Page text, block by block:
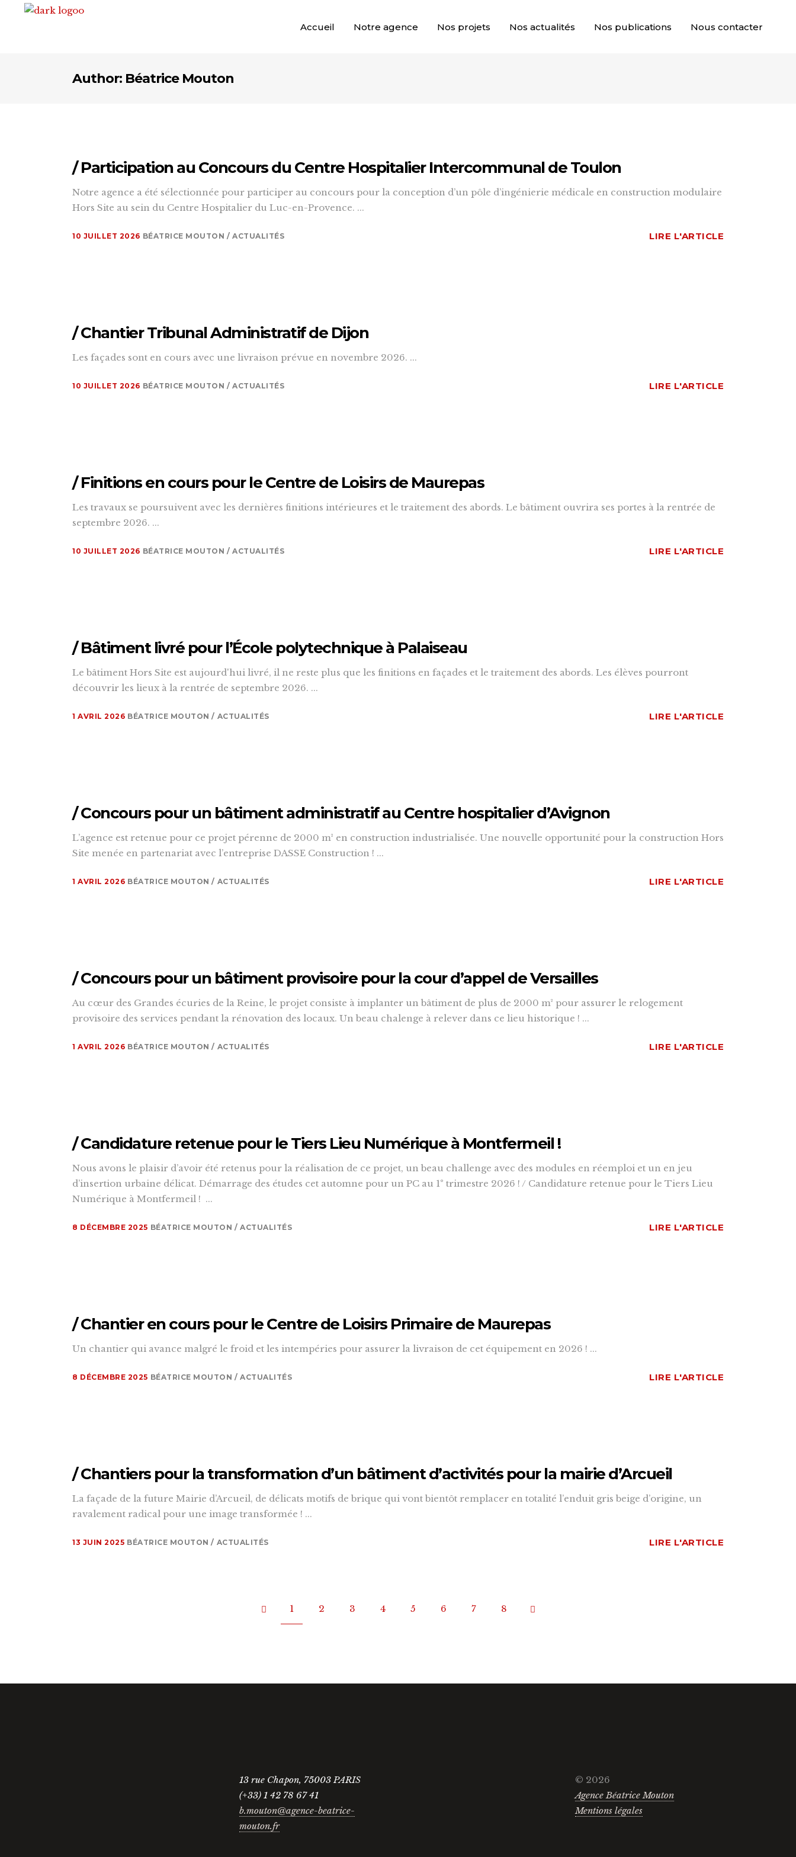
Accueil Notre agence Nos projets Nos actualités Nos publications Nous contacter
Author: Béatrice Mouton
/ Participation au Concours du Centre Hospitalier Intercommunal de Toulon
Notre agence a été sélectionnée pour participer au concours pour la conception d’un pôle d’ingénierie médicale en construction modulaire
Hors Site au sein du Centre Hospitalier du Luc-en-Provence. ...
10 JUILLET 2026 BÉATRICE MOUTON ACTUALITÉS LIRE L'ARTICLE
/ Chantier Tribunal Administratif de Dijon
Les façades sont en cours avec une livraison prévue en novembre 2026. ...
10 JUILLET 2026 BÉATRICE MOUTON ACTUALITÉS LIRE L'ARTICLE
/ Finitions en cours pour le Centre de Loisirs de Maurepas
Les travaux se poursuivent avec les dernières finitions intérieures et le traitement des abords. Le bâtiment ouvrira ses portes à la rentrée de
septembre 2026. ...
10 JUILLET 2026 BÉATRICE MOUTON ACTUALITÉS LIRE L'ARTICLE
/ Bâtiment livré pour l’École polytechnique à Palaiseau
Le bâtiment Hors Site est aujourd'hui livré, il ne reste plus que les finitions en façades et le traitement des abords. Les élèves pourront
découvrir les lieux à la rentrée de septembre 2026. ...
1 AVRIL 2026 BÉATRICE MOUTON ACTUALITÉS LIRE L'ARTICLE
/ Concours pour un bâtiment administratif au Centre hospitalier d’Avignon
L’agence est retenue pour ce projet pérenne de 2000 m² en construction industrialisée. Une nouvelle opportunité pour la construction Hors
Site menée en partenariat avec l’entreprise DASSE Construction ! ...
1 AVRIL 2026 BÉATRICE MOUTON ACTUALITÉS LIRE L'ARTICLE
/ Concours pour un bâtiment provisoire pour la cour d’appel de Versailles
Au cœur des Grandes écuries de la Reine, le projet consiste à implanter un bâtiment de plus de 2000 m² pour assurer le relogement
provisoire des services pendant la rénovation des locaux. Un beau chalenge à relever dans ce lieu historique ! ...
1 AVRIL 2026 BÉATRICE MOUTON ACTUALITÉS LIRE L'ARTICLE
/ Candidature retenue pour le Tiers Lieu Numérique à Montfermeil !
Nous avons le plaisir d’avoir été retenus pour la réalisation de ce projet, un beau challenge avec des modules en réemploi et un en jeu
d’insertion urbaine délicat. Démarrage des études cet automne pour un PC au 1° trimestre 2026 ! / Candidature retenue pour le Tiers Lieu
Numérique à Montfermeil ! ...
8 DÉCEMBRE 2025 BÉATRICE MOUTON ACTUALITÉS LIRE L'ARTICLE
/ Chantier en cours pour le Centre de Loisirs Primaire de Maurepas
Un chantier qui avance malgré le froid et les intempéries pour assurer la livraison de cet équipement en 2026 ! ...
8 DÉCEMBRE 2025 BÉATRICE MOUTON ACTUALITÉS LIRE L'ARTICLE
/ Chantiers pour la transformation d’un bâtiment d’activités pour la mairie d’Arcueil
La façade de la future Mairie d’Arcueil, de délicats motifs de brique qui vont bientôt remplacer en totalité l’enduit gris beige d’origine, un
ravalement radical pour une image transformée ! ...
13 JUIN 2025 BÉATRICE MOUTON ACTUALITÉS LIRE L'ARTICLE
1 2 3 4 5 6 7 8
13 rue Chapon, 75003 PARIS
(+33) 1 42 78 67 41
b.mouton@agence-beatrice-
mouton.fr
© 2026
Agence Béatrice Mouton
Mentions légales